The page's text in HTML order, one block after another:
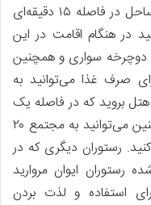
اسکله بزرگ تفریحی کیش و همچنین ساحل در فاصله ۱۵ دقیقه‌ای
در هنگام اقامت در این
دوچرخه ‌سواری و همچنین
صرف غذا می‌توانید به
بروید که در فاصله یک
کیلومتری با این هتل قرار گرفته‌اند. همچنین می‌توانید به مجتمع ۲۰
رستوران دیگری که در
شده رستوران ایوان مروارید
استفاده و لذت بردن